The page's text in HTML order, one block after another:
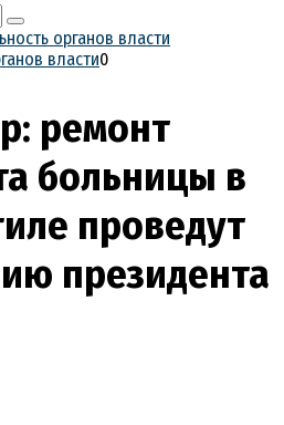
органов власти
власти0
ремонт
больницы в
проведут
президента